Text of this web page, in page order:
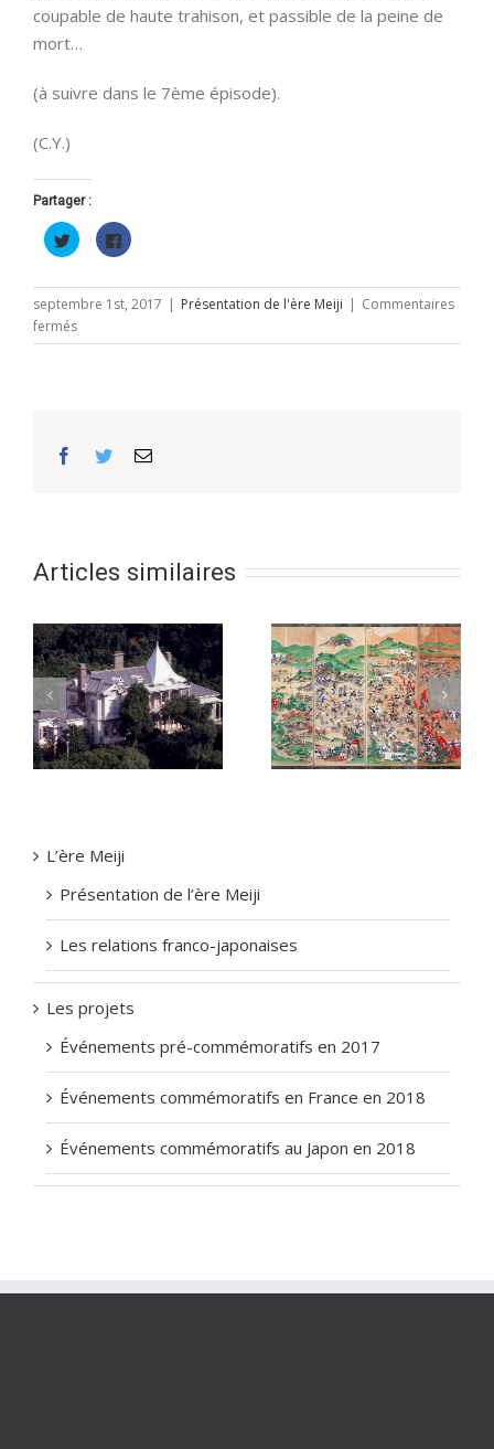
coupable de haute trahison, et passible de la peine de
mort…
(à suivre dans le 7ème épisode).
(C.Y.)
Partager :
Cliquez
pour
partager
Twitter(ouvre
dans
une
nouvelle
fenêtre)
Cliquez
pour
Facebook(ouvre
dans
une
fenêtre)
septembre 1st, 2017 | Présentation de l'ère Meiji | Commentaires
ferméssur
La
6/12)
Facebook
TwitterEmail
Articles similaires
Zoom avant sur
l’Histoire du Japon
Catholicisme au Japon
(3) : d’une répression
plus systématique à
une éradication totale
L’ère Meiji
Présentation de l’ère Meiji
Les relations franco-japonaises
Les projets
Événements pré-commémoratifs en 2017
Événements commémoratifs en France en 2018
Événements commémoratifs au Japon en 2018